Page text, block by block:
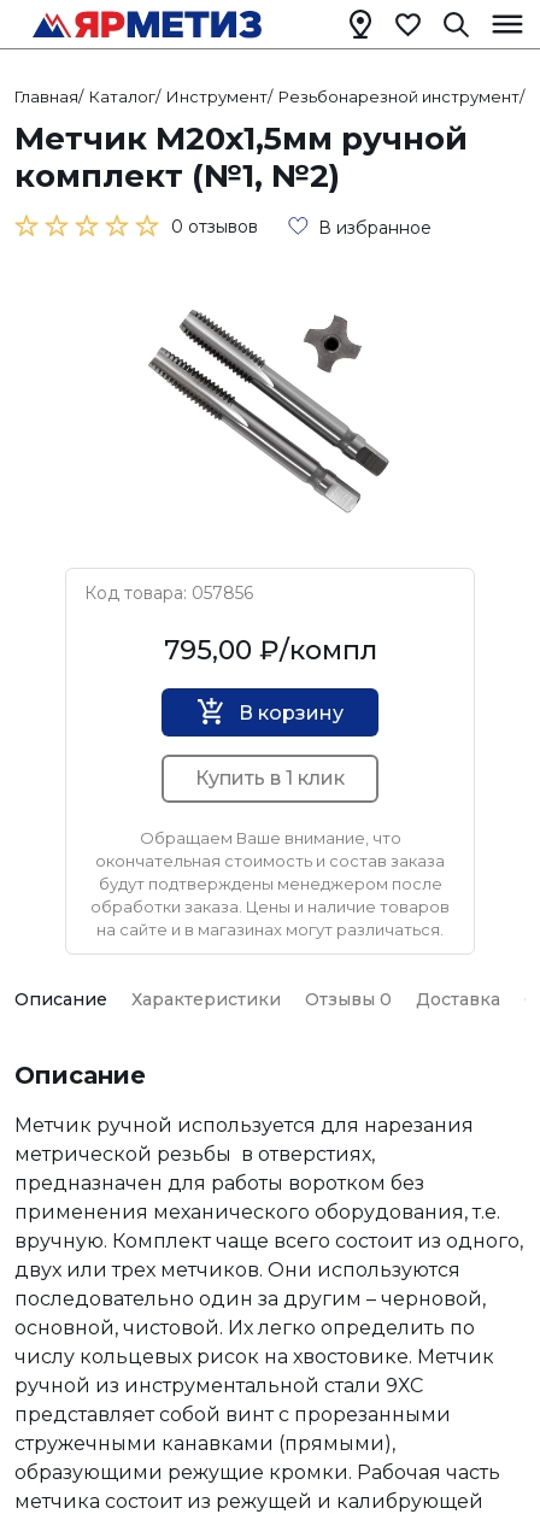
Главная/ Каталог/ Инструмент/ Резьбонарезной инструмент/
Метчик М20х1,5мм ручной
комплект (№1, №2)
0 отзывов В избранное
Код товара: 057856
795,00 ₽/компл
В корзину
Купить в 1 клик
Обращаем Ваше внимание, что
окончательная стоимость и состав заказа
будут подтверждены менеджером после
обработки заказа. Цены и наличие товаров
на сайте и в магазинах могут различаться.
Описание Характеристики Отзывы 0 Доставка
Описание
Метчик ручной используется для нарезания
метрической резьбы в отверстиях,
предназначен для работы воротком без
применения механического оборудования, т.е.
вручную. Комплект чаще всего состоит из одного,
двух или трех метчиков. Они используются
последовательно один за другим – черновой,
основной, чистовой. Их легко определить по
числу кольцевых рисок на хвостовике. Метчик
ручной из инструментальной стали 9ХС
представляет собой винт с прорезанными
стружечными канавками (прямыми),
образующими режущие кромки. Рабочая часть
метчика состоит из режущей и калибрующей